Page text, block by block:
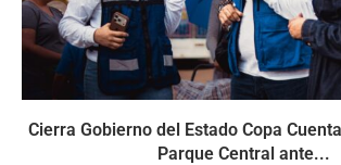
Cierra Gobierno del Estado Copa
Parque Central ante...